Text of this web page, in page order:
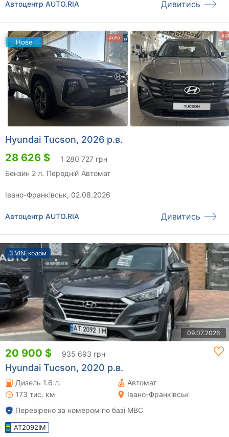
Автоцентр AUTO.RIA Дивитись
Нове
Hyundai Tucson, 2026 р.в.
28 626 $
1 280 727 грн
Бензин 2 л. Передній Автомат
Івано-Франківськ, 02.08.2026
Автоцентр AUTO.RIA Дивитись
З VIN-кодом
09.07.2026
20 900 $ 935 693 грн
Hyundai Tucson, 2020 р.в.
Дизель 1.6 л.
Автомат
173 тис. км
Івано-Франківськ
Перевірено за номером по базі МВС
AT2092IM